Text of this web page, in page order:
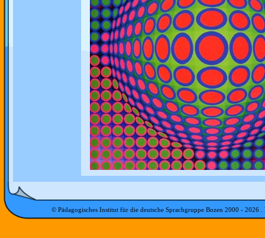
© Pädagogisches Institut für die deutsche Sprachgruppe Bozen 2000 - 2026